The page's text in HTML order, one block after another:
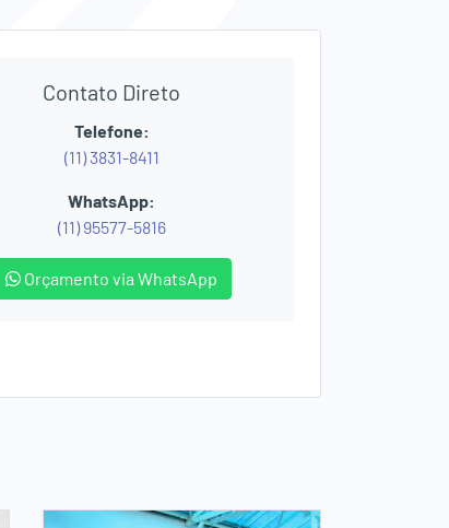
Contato Direto
Telefone:
(11) 3831-8411
WhatsApp:
(11) 95577-5816
Orçamento via WhatsApp